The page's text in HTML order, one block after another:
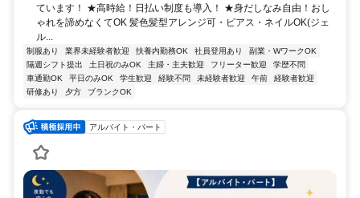
ています！ ★高時給！日払い制度も導入！ ★身だしなみ自由！おし
ゃれを諦めなくてOK 髪色髪型アレンジ可・ピアス・ネイルOK(ジェ
ル...
制服あり 業界未経験者歓迎 扶養内勤務OK 社員登用あり
副業・WワークOK
隔週シフト提出
土日祝のみOK 主婦・主夫歓迎 フリーター歓迎
学歴不問
車通勤OK
平日のみOK 学生歓迎 経験不問 未経験者歓迎 午前
経験者歓迎
研修あり
夕方 ブランクOK
アルバイト・パート